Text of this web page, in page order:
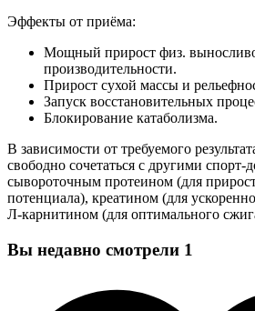
Эффекты от приёма:
Мощный прирост физ.
производительности.
Прирост сухой массы и
Запуск восстановительных
Блокирование катаболизма.
В зависимости от требуемого
свободно сочетаться с другими спорт-
сывороточным протеином (для
потенциала), креатином (для
Л-карнитином (для оптимального
Вы недавно смотрели 1